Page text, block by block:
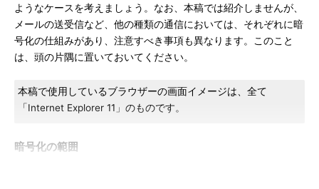
ようなケースを考えましょう。なお、本稿では紹介しませんが、
メールの送受信など、他の種類の通信においては、それぞれに暗
号化の仕組みがあり、注意すべき事項も異なります。このこと
は、頭の片隅に置いておいてください。
本稿で使用しているブラウザーの画面イメージは、全て
「Internet Explorer 11」のものです。
暗号化の範囲